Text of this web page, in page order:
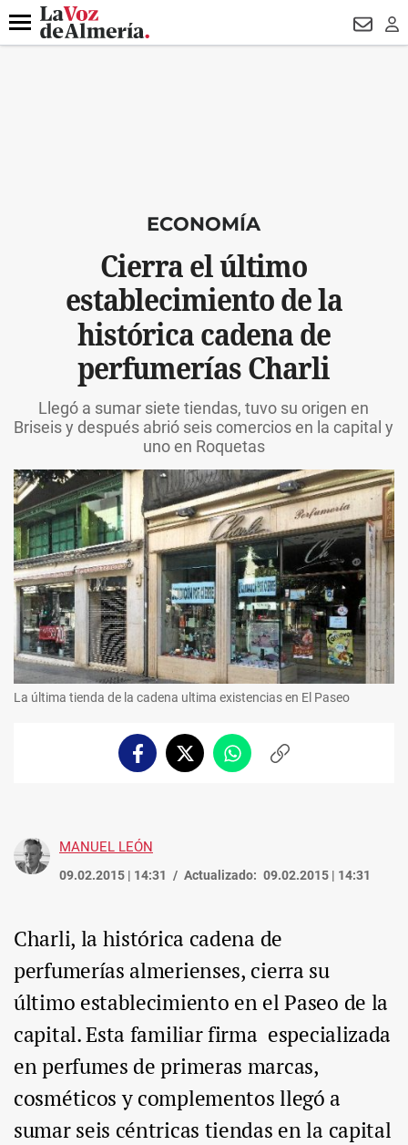
DESTACADO
Menú
ECONOMÍA
Cierra el último
establecimiento de la
histórica cadena de
perfumerías Charli
Llegó a sumar siete tiendas, tuvo su origen en
Briseis y después abrió seis comercios en la capital y
uno en Roquetas
La última tienda de la cadena ultima existencias en El Paseo
FacebookTwitterWhatsappCopiar
MANUEL LEÓN
09.02.2015 | 14:31 Actualizado: 09.02.2015 | 14:31
Charli, la histórica cadena de
perfumerías almerienses, cierra su
último establecimiento en el Paseo de la
capital. Esta familiar firma especializada
en perfumes de primeras marcas,
cosméticos y complementos llegó a
sumar seis céntricas tiendas en la capital